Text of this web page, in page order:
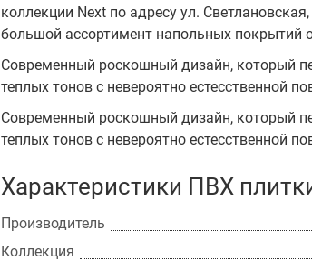
коллекции Next по адресу ул.
большой ассортимент напольных покрытий
Современный роскошный дизайн, который
теплых тонов с невероятно естесственной
Современный роскошный дизайн, который
теплых тонов с невероятно естесственной
Характеристики ПВХ
Производитель
Коллекция